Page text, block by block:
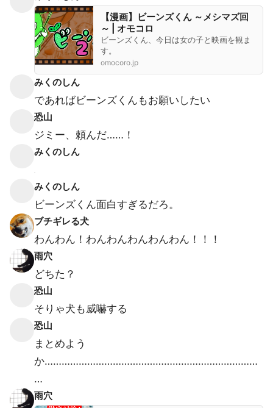
【漫画】ビーンズくん ～メシマズ回
～ | オモコロ
ビーンズくん、今日は女の子と映画を観ま
す。
omocoro.jp
みくのしん
であればビーンズくんもお願いしたい
恐山
ジミー、頼んだ……！
みくのしん
みくのしん
ビーンズくん面白すぎるだろ。
ブチギレる犬
わんわん！わんわんわんわんわん！！！
雨穴
どちた？
恐山
そりゃ犬も威嚇する
恐山
まとめよう
か…………………………………………………………………
…
雨穴